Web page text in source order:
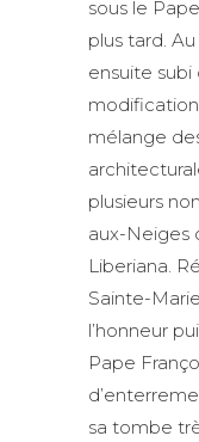
sous le
plus tard.
ensuite
mélange
plusieurs
aux-Neiges
Liberiana.
Sainte-
l’honneur
Pape
sa tombe